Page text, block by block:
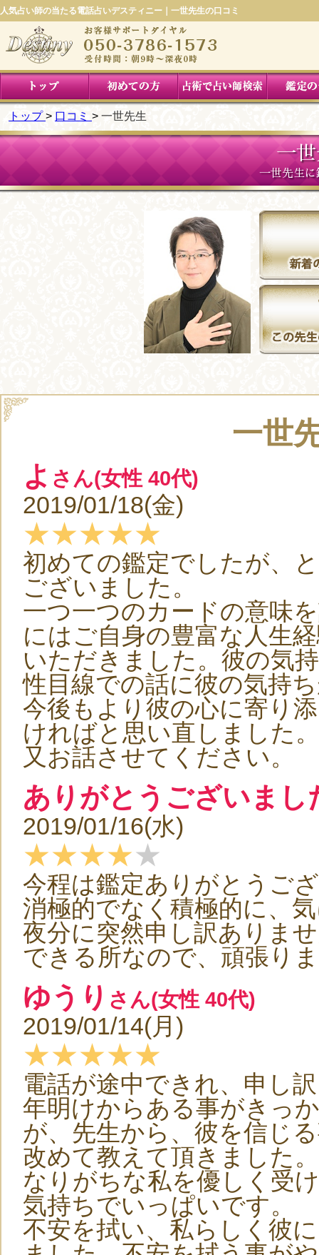
人気占い師の当たる電話占いデスティニー｜一世先生の口コミ
トップ 口コミ 一世先生
一
一世先生
一世
よ さん(女性 40代)
2019/01/18(金)
★★★★★
初めての鑑定でしたが、
ございました。
一つ一つのカードの意味
にはご自身の豊富な人生
いただきました。彼の気
性目線での話に彼の気持
今後もより彼の心に寄り
ければと思い直しました
又お話させてください。
ありがとうございまし
2019/01/16(水)
★★★★★
今程は鑑定ありがとうご
消極的でなく積極的に、
夜分に突然申し訳ありま
できる所なので、頑張り
ゆうり さん(女性 40代)
2019/01/14(月)
★★★★★
電話が途中できれ、申し
年明けからある事がきっ
が、先生から、彼を信じ
改めて教えて頂きました
なりがちな私を優しく受
気持ちでいっぱいです。
不安を拭い、私らしく彼